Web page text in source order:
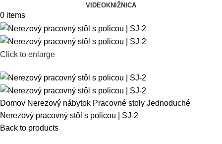
VIDEOKNIŽNICA
0 items
Click to enlarge
Domov Nerezový nábytok Pracovné stoly Jednoduché
Nerezový pracovný stôl s policou | SJ-2
Back to products